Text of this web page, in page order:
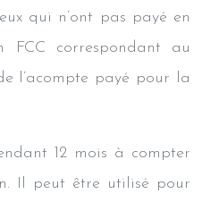
qui n’ont pas payé en
FCC correspondant au
l’acompte payé pour la
12 mois à compter
Il peut être utilisé pour